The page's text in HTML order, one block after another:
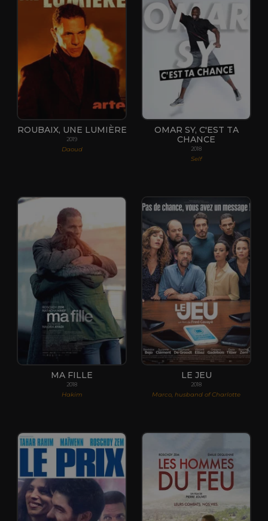
ROUBAIX, UNE LUMIÈRE
2019
Daoud
OMAR SY, C'EST TA
CHANCE
2018
Self
MA FILLE
2018
Hakim
LE JEU
2018
Marco, husband of Charlotte